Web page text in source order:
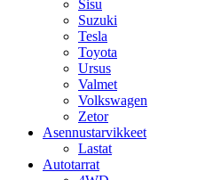
Sisu
Suzuki
Tesla
Toyota
Ursus
Valmet
Volkswagen
Zetor
Asennustarvikkeet
Lastat
Autotarrat